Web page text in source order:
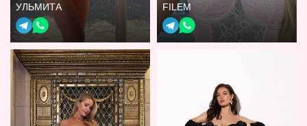
УЛЬМИТА FILEM